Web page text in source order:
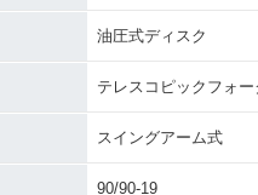
油圧式ディスク
テレスコピックフォー
スイングアーム式
90/90-19